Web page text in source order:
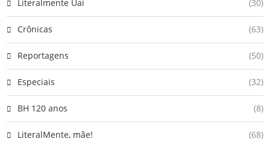
Literalmente Uai (30)
Crônicas (63)
Reportagens (50)
Especiais (32)
BH 120 anos (8)
LiteralMente, mãe! (68)